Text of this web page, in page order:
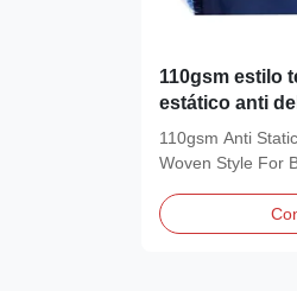
110gsm estilo
estático anti
para la
110gsm Anti
Woven Style For